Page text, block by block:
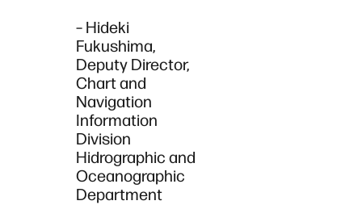
– Hideki
Fukushima,
Deputy Director,
Chart and
Navigation
Information
Division
Hidrographic and
Oceanographic
Department